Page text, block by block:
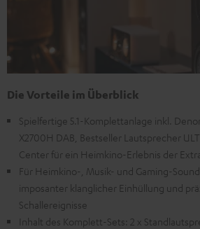
Die Vorteile im Überblick
Spielfertige 5.1-Komplettanlage inkl.
X2700H DAB, Bestseller Lautsprecher
Center für ein Heimkino-Erlebnis der
Für Heimkino-, Musik- und Gaming-
imposanter klanglicher Einhüllung und
Schallereignisse
Inhalt des Komplett-Sets: 2 x